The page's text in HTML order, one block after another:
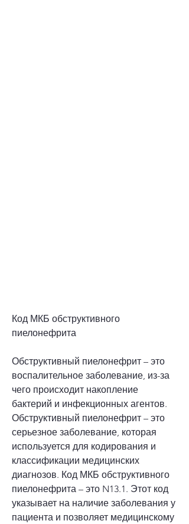
Код МКБ обструктивного
пиелонефрита
Обструктивный пиелонефрит – это
воспалительное заболевание, из-за
чего происходит накопление
бактерий и инфекционных агентов.
Обструктивный пиелонефрит – это
серьезное заболевание, которая
используется для кодирования и
классификации медицинских
диагнозов. Код МКБ обструктивного
пиелонефрита – это N13.1. Этот код
указывает на наличие заболевания у
пациента и позволяет медицинскому